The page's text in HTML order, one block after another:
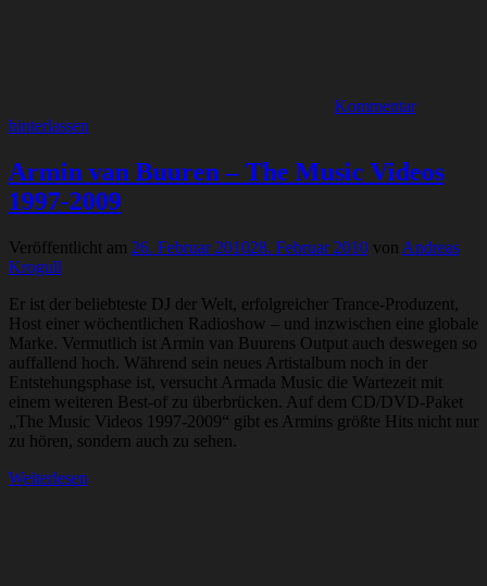
Kommentar
hinterlassen
Armin van Buuren – The Music Videos
1997-2009
Veröffentlicht am 26. Februar 201028. Februar 2010 von Andreas
Krogull
Er ist der beliebteste DJ der Welt, erfolgreicher Trance-Produzent,
Host einer wöchentlichen Radioshow – und inzwischen eine globale
Marke. Vermutlich ist Armin van Buurens Output auch deswegen so
auffallend hoch. Während sein neues Artistalbum noch in der
Entstehungsphase ist, versucht Armada Music die Wartezeit mit
einem weiteren Best-of zu überbrücken. Auf dem CD/DVD-Paket
„The Music Videos 1997-2009“ gibt es Armins größte Hits nicht nur
zu hören, sondern auch zu sehen.
Weiterlesen